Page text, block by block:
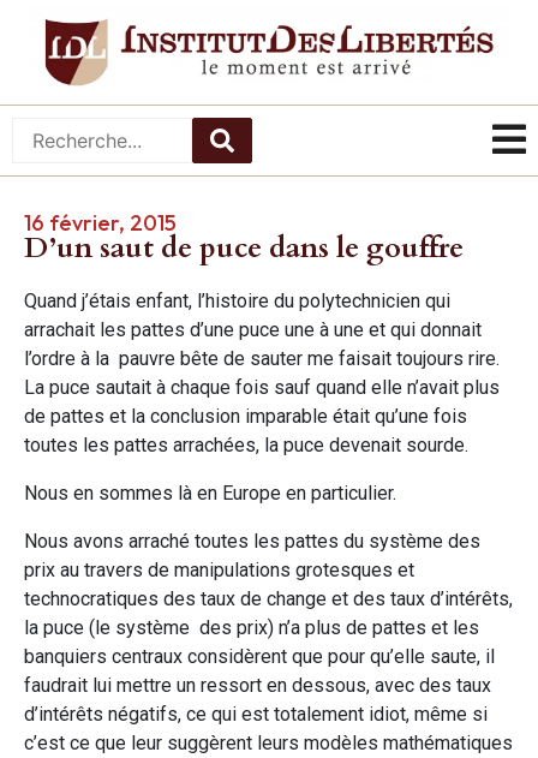
16 février, 2015
D’un saut de puce dans le gouffre
Quand j’étais enfant, l’histoire du polytechnicien qui
arrachait les pattes d’une puce une à une et qui donnait
l’ordre à la pauvre bête de sauter me faisait toujours rire.
La puce sautait à chaque fois sauf quand elle n’avait plus
de pattes et la conclusion imparable était qu’une fois
toutes les pattes arrachées, la puce devenait sourde.
Nous en sommes là en Europe en particulier.
Nous avons arraché toutes les pattes du système des
prix au travers de manipulations grotesques et
technocratiques des taux de change et des taux d’intérêts,
la puce (le système des prix) n’a plus de pattes et les
banquiers centraux considèrent que pour qu’elle saute, il
faudrait lui mettre un ressort en dessous, avec des taux
d’intérêts négatifs, ce qui est totalement idiot, même si
c’est ce que leur suggèrent leurs modèles mathématiques